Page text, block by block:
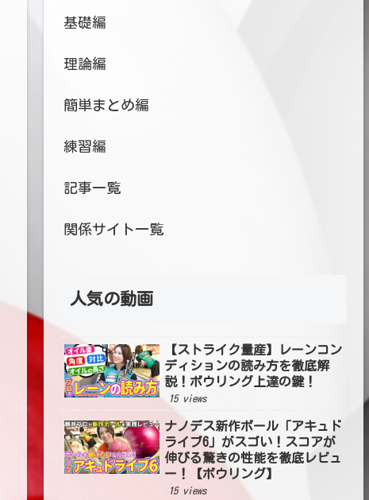
基礎編
理論編
簡単まとめ編
練習編
記事一覧
関係サイト一覧
人気の動画
【ストライク量産】レーンコン
ディションの読み方を徹底解
説！ボウリング上達の鍵！
15 views
ナノデス新作ボール「アキュド
ライブ6」がスゴい！スコアが
伸びる驚きの性能を徹底レビュ
ー！【ボウリング】
15 views